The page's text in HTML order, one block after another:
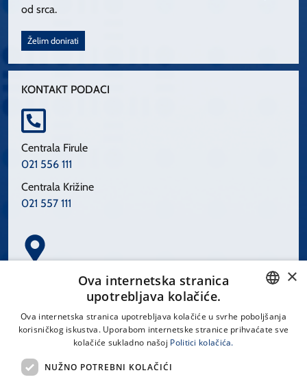
od srca.
Želim donirati
KONTAKT PODACI
Centrala Firule
021 556 111
Centrala Križine
021 557 111
Spinčićeva 1, 21000 Split
CROATIAN
×
Ova internetska stranica
upotrebljava kolačiće.
Ova internetska stranica upotrebljava kolačiće u svrhe poboljšanja
korisničkog iskustva. Uporabom internetske stranice prihvaćate sve
kolačiće sukladno našoj Politici kolačića.
NUŽNO POTREBNI KOLAČIĆI